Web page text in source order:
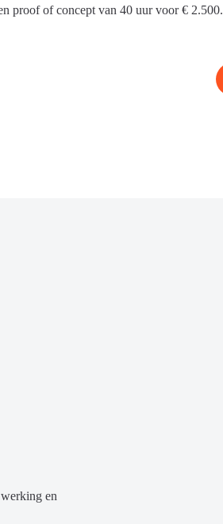
proof of concept van 40 uur voor € 2.500.
en